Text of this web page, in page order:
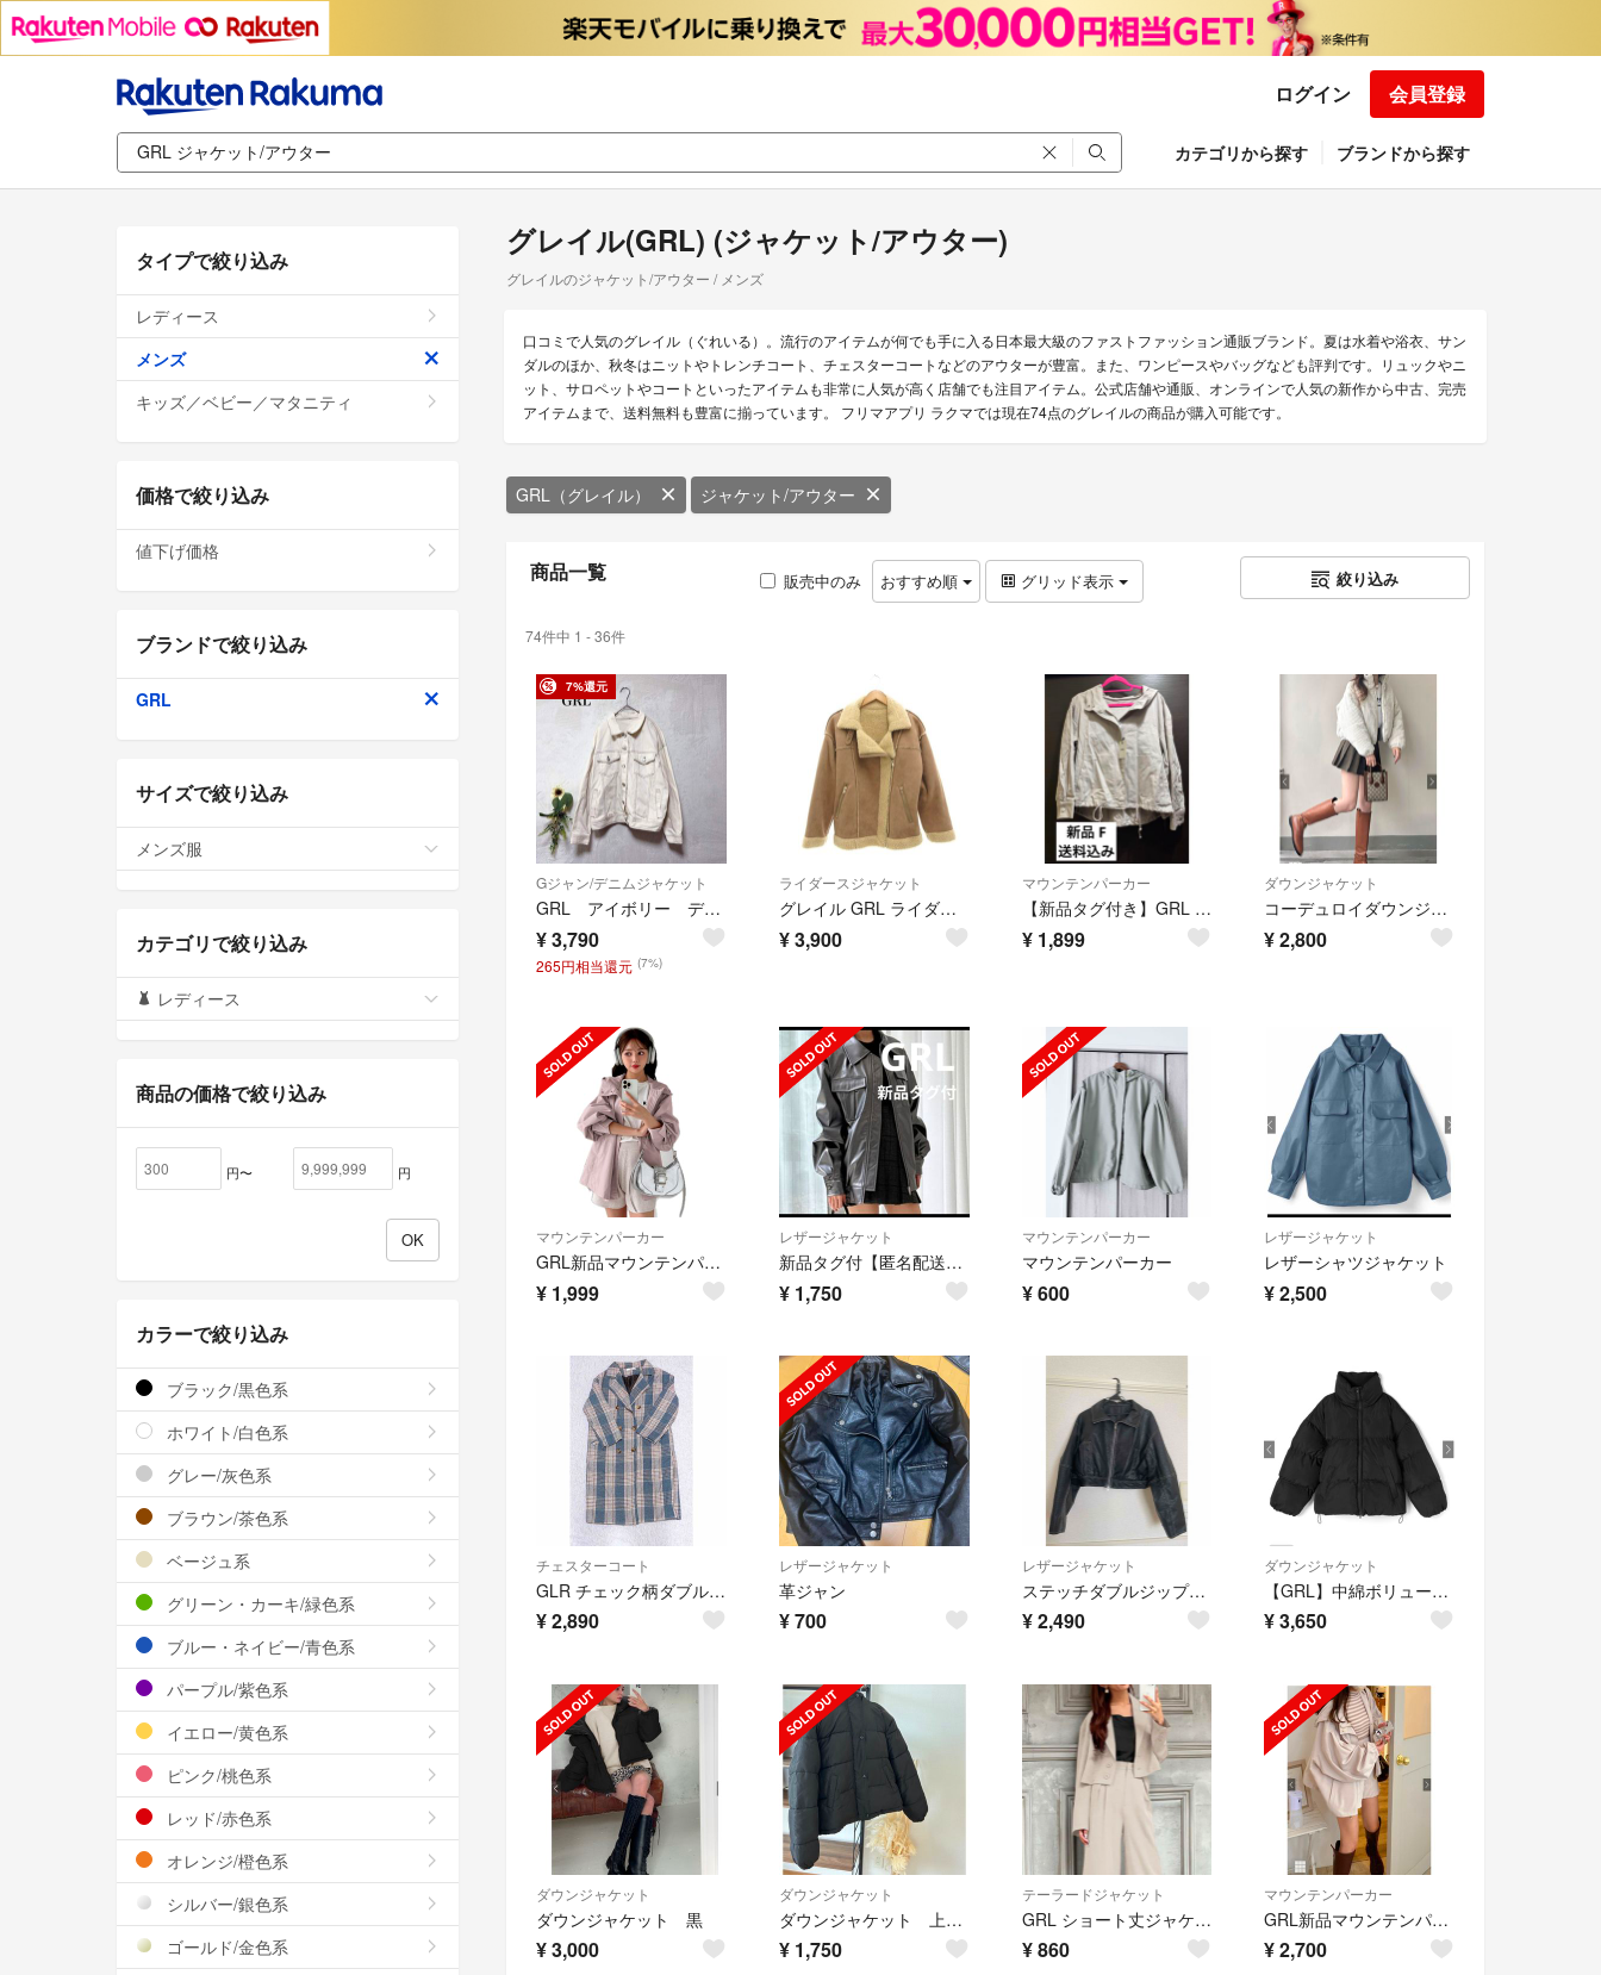
ログイン 会員登録
カテゴリから探す ブランドから探す
グレイル(GRL) (ジャケット/アウター)
グレイルのジャケット/アウター / メンズ
口コミで人気のグレイル（ぐれいる）。流行のアイテムが何でも手に入る日本最大級のファストファッション通販ブランド。夏は水着や浴衣、サン
ダルのほか、秋冬はニットやトレンチコート、チェスターコートなどのアウターが豊富。また、ワンピースやバッグなども評判です。リュックやニ
ット、サロペットやコートといったアイテムも非常に人気が高く店舗でも注目アイテム。公式店舗や通販、オンラインで人気の新作から中古、完売
アイテムまで、送料無料も豊富に揃っています。 フリマアプリ ラクマでは現在74点のグレイルの商品が購入可能です。
GRL（グレイル） ジャケット/アウター
商品一覧 販売中のみ おすすめ順 グリッド表示 絞り込み
74件中 1 - 36件
7%還元
Gジャン/デニムジャケット
GRL アイボリー デニムジャケット 配色ステッチ Ｍ 羽織 シンプル
¥3,790
265円相当還元 (7%)
ライダースジャケット
グレイル GRL ライダースジャケット M ベージュ 白 ホワイト ボア
¥3,900
マウンテンパーカー
【新品タグ付き】GRL グレイル マウンテンパーカー グレージュ フリーサイズ
¥ 1,899
ダウンジャケット
コーデュロイダウンジャケット[dk1332]
¥2,800
マウンテンパーカー
GRL新品マウンテンパーカー ピンク
¥ 1,999
レザージャケット
新品タグ付【匿名配送】グレー レザー風 シングルライダースジャケット
¥ 1,750
マウンテンパーカー
マウンテンパーカー
¥600
レザージャケット
レザーシャツジャケット
¥2,500
チェスターコート
GLR チェック柄ダブルブレストコート
¥2,890
レザージャケット
革ジャン
¥700
レザージャケット
ステッチダブルジップレザーブルゾン
¥2,490
ダウンジャケット
【GRL】中綿ボリュームダウンジャケット
¥3,650
ダウンジャケット
ダウンジャケット 黒
¥3,000
ダウンジャケット
ダウンジャケット 上着 アウター GRL
¥ 1,750
テーラードジャケット
GRL ショート丈ジャケット
¥860
マウンテンパーカー
GRL新品マウンテンパーカーアイボリー
¥2,700
タイプで絞り込み
レディース
メンズ
キッズ／ベビー／マタニティ
価格で絞り込み
値下げ価格
ブランドで絞り込み
GRL
サイズで絞り込み
メンズ服
カテゴリで絞り込み
レディース
商品の価格で絞り込み
円〜 円
カラーで絞り込み
ブラック/黒色系
ホワイト/白色系
グレー/灰色系
ブラウン/茶色系
ベージュ系
グリーン・カーキ/緑色系
ブルー・ネイビー/青色系
パープル/紫色系
イエロー/黄色系
ピンク/桃色系
レッド/赤色系
オレンジ/橙色系
シルバー/銀色系
ゴールド/金色系